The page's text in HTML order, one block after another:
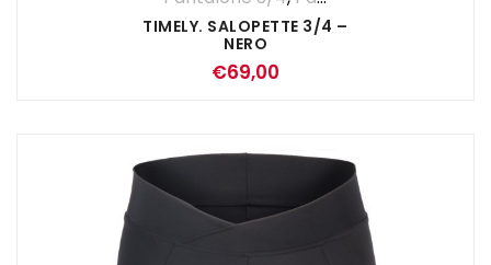
TIMELY. SALOPETTE 3/4 –
NERO
€69,00